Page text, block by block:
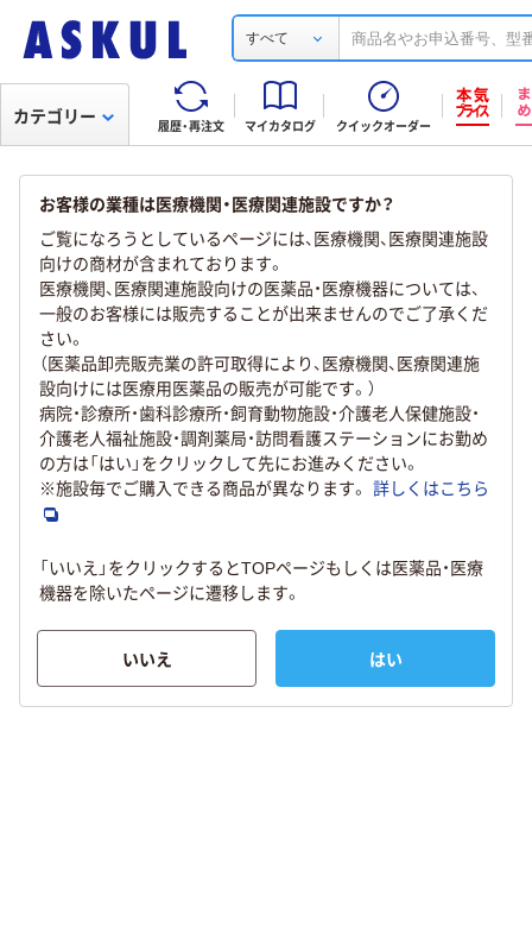
すべて
履歴・再注文 マイカタログ クイックオーダー
カテゴリー
お客様の業種は医療機関・医療関連施設ですか？
ご覧になろうとしているページには、医療機関、医療関連施設
向けの商材が含まれております。
医療機関、医療関連施設向けの医薬品・医療機器については、
一般のお客様には販売することが出来ませんのでご了承くだ
さい。
（医薬品卸売販売業の許可取得により、医療機関、医療関連施
設向けには医療用医薬品の販売が可能です。）
病院・診療所・歯科診療所・飼育動物施設・介護老人保健施設・
介護老人福祉施設・調剤薬局・訪問看護ステーションにお勤め
の方は「はい」をクリックして先にお進みください。
※施設毎でご購入できる商品が異なります。 詳しくはこちら
「いいえ」をクリックするとTOPページもしくは医薬品・医療
機器を除いたページに遷移します。
いいえ はい